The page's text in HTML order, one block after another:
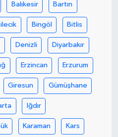
Balıkesir Bartın
Bingöl Bitlis
Denizli Diyarbakır
Erzincan Erzurum
Giresun Gümüşhane
Iğdır
Karaman Kars